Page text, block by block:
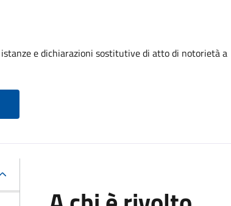
e dichiarazioni sostitutive di atto di notorietà a